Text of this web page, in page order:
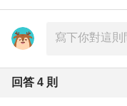
回答 4 則